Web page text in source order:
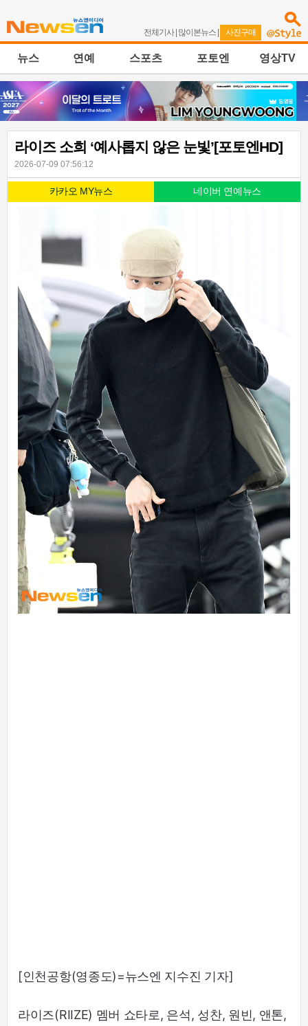
전체기사| 많이본뉴스 | 사진구매
뉴스 연예 스포츠 포토엔 영상TV
라이즈 소희 ‘예사롭지 않은 눈빛’[포토엔HD]
2026-07-09 07:56:12
카카오 MY뉴스 네이버 연예뉴스
[인천공항(영종도)=뉴스엔 지수진 기자]
라이즈(RIIZE) 멤버 쇼타로, 은석, 성찬, 원빈, 앤톤,